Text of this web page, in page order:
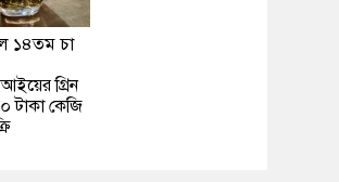
১৪তম চা
গ্রিন
টাকা কেজি